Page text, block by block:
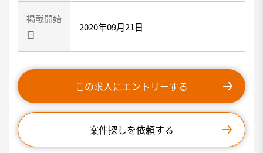
掲載開始
日
2020年09月21日
この求人にエントリーする
案件探しを依頼する